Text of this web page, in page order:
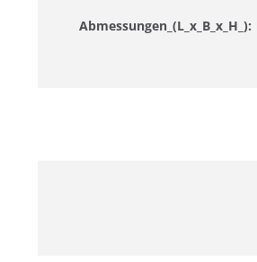
Abmessungen_(L_x_B_x_H_):